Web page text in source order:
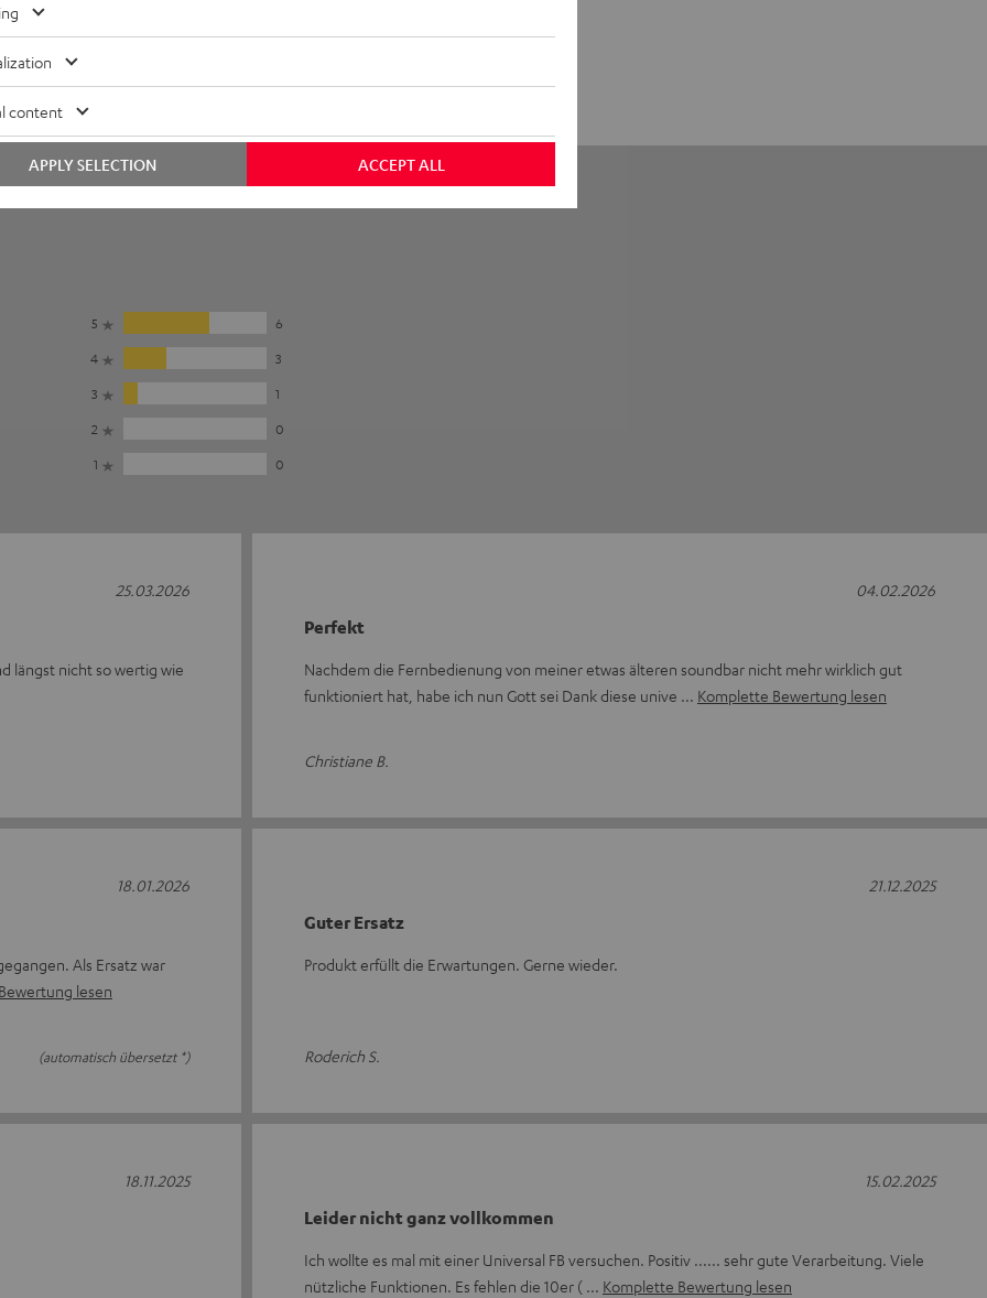
5
6
4
3
3
1
2
0
1
0
längst nicht so wertig wie
25.03.2026
Perfekt
Nachdem die Fernbedienung von meiner etwas älteren soundbar nicht mehr wirklich gut
funktioniert hat, habe ich nun Gott sei Dank diese unive
Komplette Bewertung lesen
Christiane B.
04.02.2026
Als Ersatz war
lesen
(automatisch übersetzt *)
18.01.2026
Guter Ersatz
Produkt erfüllt die Erwartungen. Gerne wieder.
Roderich S.
21.12.2025
18.11.2025
Leider nicht ganz vollkommen
Ich wollte es mal mit einer Universal FB versuchen. Positiv ...... sehr gute Verarbeitung. Viele
nützliche Funktionen. Es fehlen die 10er (
Komplette Bewertung lesen
15.02.2025
content
ACCEPT ALL
APPLY SELECTION